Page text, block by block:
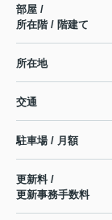
部屋 /
所在階 / 階建て
所在地
交通
駐車場 / 月額
更新料 /
更新事務手数料